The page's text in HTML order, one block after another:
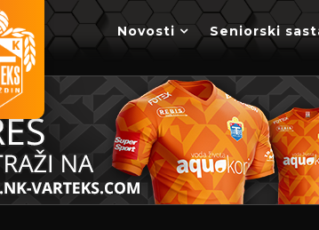
Novosti Seniorski